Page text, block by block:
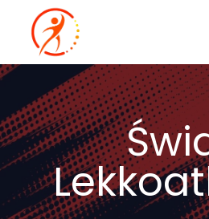
Przejdź
treści